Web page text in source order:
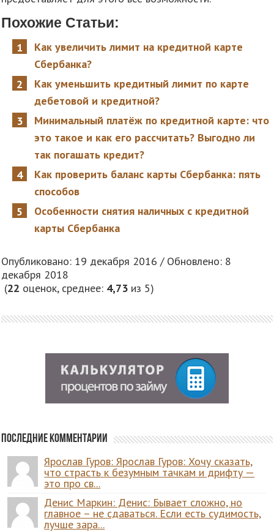
Похожие Статьи:
Как увеличить лимит на кредитной карте
Сбербанка?
Как уменьшить кредитный лимит по карте
дебетовой и кредитной?
Минимальный платёж по кредитной карте: что
это такое и как его рассчитать? Выгодно ли
так погашать кредит?
Как проверить баланс карты Сбербанка: пять
способов
Особенности снятия наличных с кредитной
карты Сбербанка
Опубликовано: 19 декабря 2016 / Обновлено: 8
декабря 2018
(22 оценок, среднее: 4,73 из 5)
Последние комментарии
Ярослав Гуров: Ярослав Гуров: Хочу сказать,
что страсть к безумным тачкам и дрифту —
это про св...
Денис Маркин: Денис: Бывает сложно, но
главное – не сдаваться. Если есть судимость,
лучше зара...